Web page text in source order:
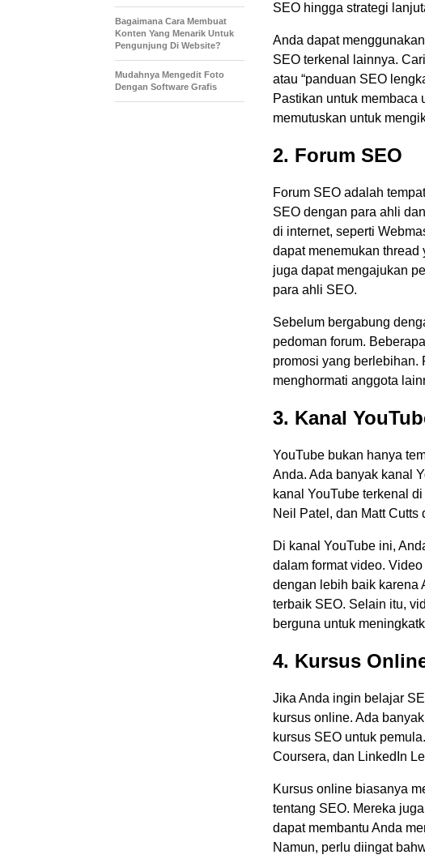
SEO hingga strategi
Anda dapat
SEO terkenal lainnya.
atau “panduan SEO
Pastikan untuk membaca
memutuskan untuk
2. Forum SEO
Forum SEO adalah
SEO dengan para ahli
di internet, seperti
dapat menemukan thread
juga dapat mengajukan
para ahli SEO.
Sebelum bergabung
pedoman forum.
promosi yang berlebihan.
menghormati anggota
3. Kanal
YouTube bukan hanya
Anda. Ada banyak kanal
kanal YouTube terkenal
Neil Patel, dan Matt Cutts
Di kanal YouTube ini,
dalam format video.
dengan lebih baik karena
terbaik SEO. Selain itu,
berguna untuk
4. Kursus
Jika Anda ingin belajar
kursus online. Ada
kursus SEO untuk
Coursera, dan LinkedIn
Kursus online biasanya
tentang SEO. Mereka
dapat membantu Anda
Namun, perlu diingat
Bagaimana Cara Membuat
Konten Yang Menarik Untuk
Pengunjung Di Website?
Mudahnya Mengedit Foto
Dengan Software Grafis